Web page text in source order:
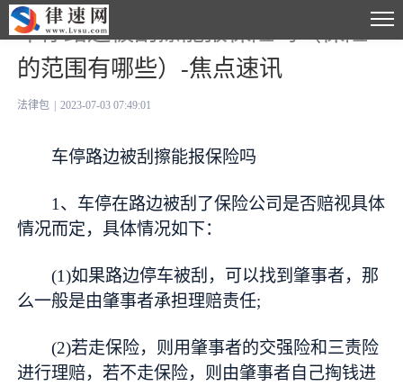
车停路边被刮擦能报保险吗（保险
的范围有哪些）-焦点速讯
法律包 2023-07-03 07:49:01
车停路边被刮擦能报保险吗
1、车停在路边被刮了保险公司是否赔视具体
情况而定，具体情况如下：
(1)如果路边停车被刮，可以找到肇事者，那
么一般是由肇事者承担理赔责任;
(2)若走保险，则用肇事者的交强险和三责险
进行理赔，若不走保险，则由肇事者自己掏钱进